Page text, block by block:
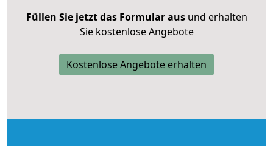
Füllen Sie jetzt das Formular ausund erhalten
Sie kostenlose Angebote
Kostenlose Angebote erhalten